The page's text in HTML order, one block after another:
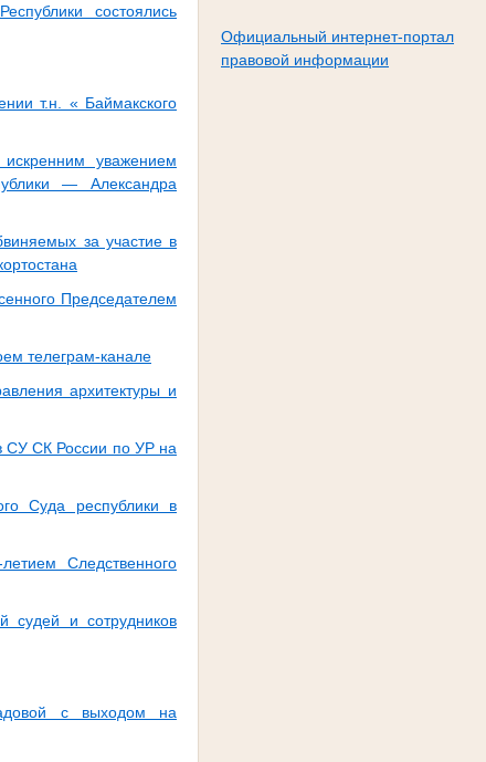
Официальный интернет-портал
правовой информации
состоялись
т.н. « Баймакского
уважением
— Александра
за участие в
Председателем
телеграм-канале
архитектуры и
СУ СК России по УР на
Суда республики в
Следственного
судей и сотрудников
с выходом на